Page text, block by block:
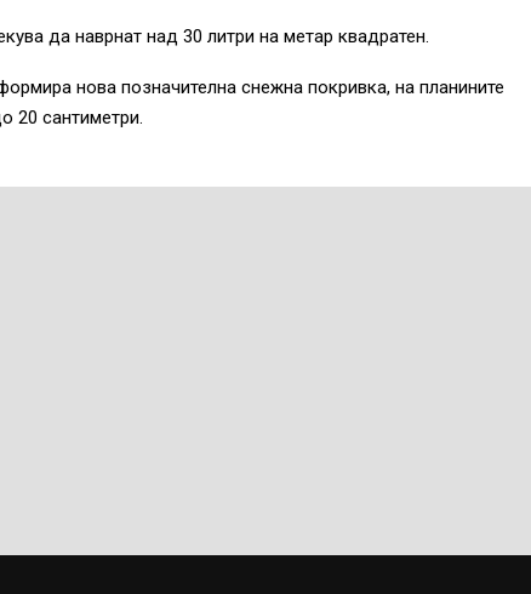
да наврнат над 30 литри на метар квадратен.
нова позначителна снежна покривка, на планините
20 сантиметри.